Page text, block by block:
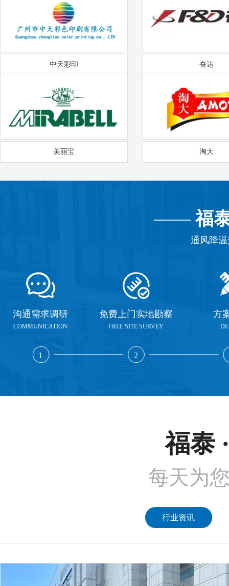
中天彩印 奋达
美丽宝 淘大
——福
通风降
沟通需求调研
COMMUNICATION
1
免费上门实地勘察
FREE SITE SURVEY
2
方
福泰
每天为
行业资讯